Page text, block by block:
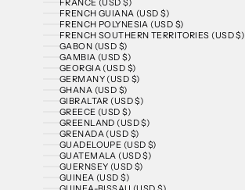
FRENCH GUIANA (USD $)
FRENCH POLYNESIA (USD $)
FRENCH SOUTHERN TERRITORIES (USD $)
GABON (USD $)
GAMBIA (USD $)
GEORGIA (USD $)
GERMANY (USD $)
GHANA (USD $)
GIBRALTAR (USD $)
GREECE (USD $)
GREENLAND (USD $)
GRENADA (USD $)
GUADELOUPE (USD $)
GUATEMALA (USD $)
GUERNSEY (USD $)
GUINEA (USD $)